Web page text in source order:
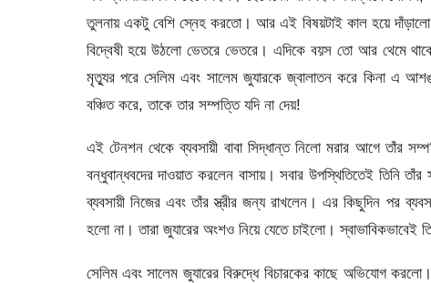
তুলনায় একটু বেশি স্নেহ করতো। আর এই বিষয়টাই কাল হয়ে
বিদ্বেষী হয়ে উঠলো ভেতরে ভেতরে। এদিকে বয়স তো আর থেমে
মৃত্যুর পরে সেলিম এবং সালেম জুযারকে জ্বালাতন করে কিনা এ
বঞ্চিত করে, তাকে তার সম্পত্তি যদি না দেয়!
এই টেনশন থেকে ব্যবসায়ী বাবা সিদ্ধান্ত নিলো মরার আগে তাঁর
বন্ধুবান্ধবদের দাওয়াত করলেন বাসায়। সবার উপস্থিতিতেই তিনি
ব্যবসায়ী নিজের এবং তাঁর স্ত্রীর জন্য রাখলেন। এর কিছুদিন পর
হলো না। তারা জুযারের অংশও নিয়ে যেতে চাইলো। স্বাভাবিকভাবেই
সেলিম এবং সালেম জুযারের বিরুদ্ধে বিচারকের কাছে অভিযোগ